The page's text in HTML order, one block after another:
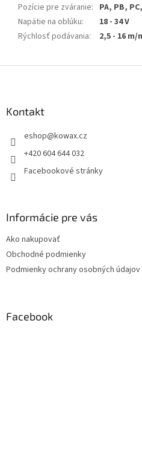
Pozície pre zváranie: PA, PB,
Napätie na oblúku:
18 - 34 V
Rýchlosť podávania: 2,5 - 16 m/
Kontakt
eshop@kowax.cz
+420 604 644 032
Facebookové stránky
Informácie pre vás
Ako nakupovať
Obchodné podmienky
Podmienky ochrany osobných údajov
Facebook